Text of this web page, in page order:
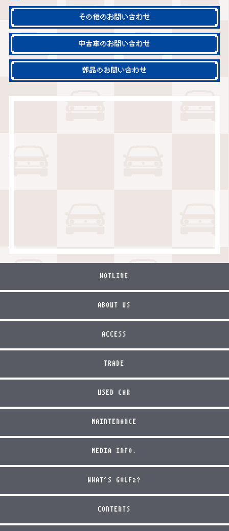
その他のお問い合わせ
中古車のお問い合わせ
部品のお問い合わせ
HOTLINE
ABOUT US
ACCESS
TRADE
USED CAR
MAINTENANCE
MEDIA INFO.
WHAT'S GOLF2?
CONTENTS